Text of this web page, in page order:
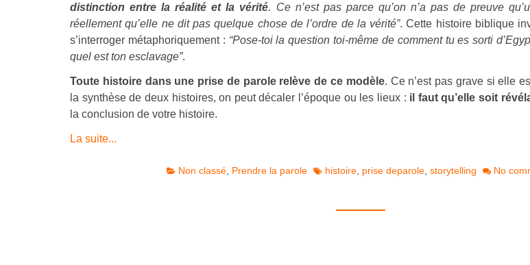
distinction entre la réalité et la vérité. Ce n’est pas parce qu’on n’a pas de preuve
réellement qu’elle ne dit pas quelque chose de l’ordre de la vérité”. Cette histoire biblique
s’interroger métaphoriquement : “Pose-toi la question toi-même de comment tu es sorti
quel est ton esclavage”.
Toute histoire dans une prise de parole relève de ce modèle. Ce n’est pas grave si elle
la synthèse de deux histoires, on peut décaler l’époque ou les lieux : il faut qu’elle soit
la conclusion de votre histoire.
La suite...
Non classé Prendre la parole histoire prise deparole ,storytelling No